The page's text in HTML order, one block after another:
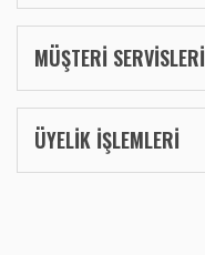
MÜŞTERİ SERVİSLERİ
ÜYELİK İŞLEMLERİ